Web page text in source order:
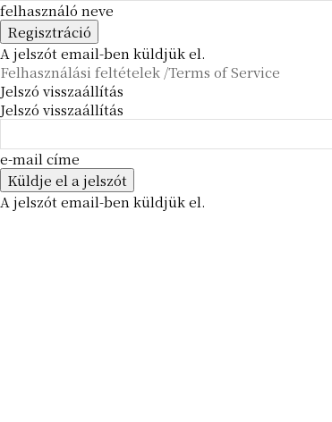
felhasználó neve
A jelszót email-ben küldjük el.
Felhasználási feltételek /Terms of Service
Jelszó visszaállítás
Jelszó visszaállítás
e-mail címe
A jelszót email-ben küldjük el.